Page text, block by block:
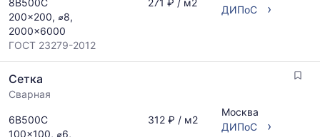
200x200, ⌀8,
2000x6000
ГОСТ 23279-2012
ДИПоС
›
Сетка
Сварная
6В500С
100x100, ⌀6,
312 ₽ / м2
Москва
ДИПоС
›